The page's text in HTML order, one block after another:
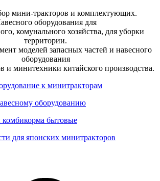
мини-тракторов и комплектующих.
оборудования для
комунального хозяйства, для уборки
территории.
моделей запасных частей и навесного
оборудования
и минитехники китайского производства.
к минитракторам
оборудованию
комбикорма бытовые
для японских минитракторов